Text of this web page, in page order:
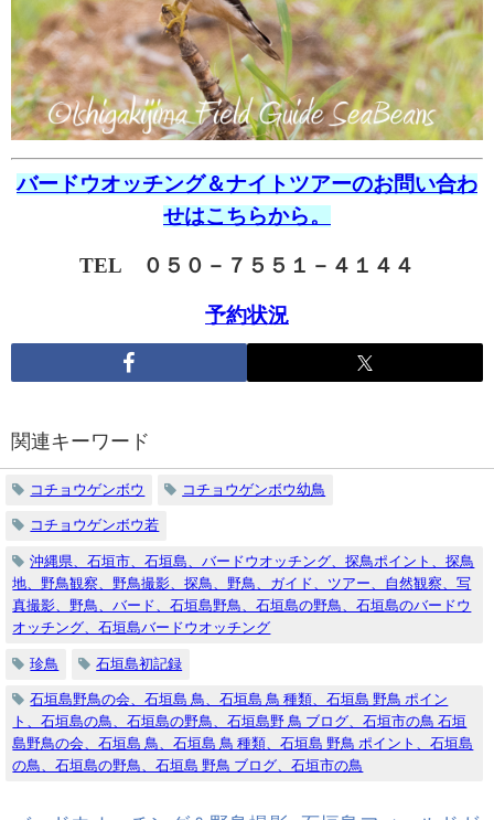
バードウオッチング＆ナイトツアーのお問い合わ
せはこちらから。
TEL ０５０－７５５１－４１４４
予約状況
関連キーワード
コチョウゲンボウ コチョウゲンボウ幼鳥
コチョウゲンボウ若
沖縄県、石垣市、石垣島、バードウオッチング、探鳥ポイント、探鳥
地、野鳥観察、野鳥撮影、探鳥、野鳥、ガイド、ツアー、自然観察、写
真撮影、野鳥、バード、石垣島野鳥、石垣島の野鳥、石垣島のバードウ
オッチング、石垣島バードウオッチング
珍鳥 石垣島初記録
石垣島野鳥の会、石垣島 鳥、石垣島 鳥 種類、石垣島 野鳥 ポイン
ト、石垣島の鳥、石垣島の野鳥、石垣島野 鳥 ブログ、石垣市の鳥 石垣
島野鳥の会、石垣島 鳥、石垣島 鳥 種類、石垣島 野鳥 ポイント、石垣島
の鳥、石垣島の野鳥、石垣島 野鳥 ブログ、石垣市の鳥